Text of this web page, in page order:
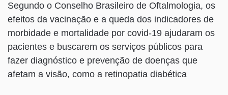
Segundo o Conselho Brasileiro de Oftalmologia, os
efeitos da vacinação e a queda dos indicadores de
morbidade e mortalidade por covid-19 ajudaram os
pacientes e buscarem os serviços públicos para
fazer diagnóstico e prevenção de doenças que
afetam a visão, como a retinopatia diabética